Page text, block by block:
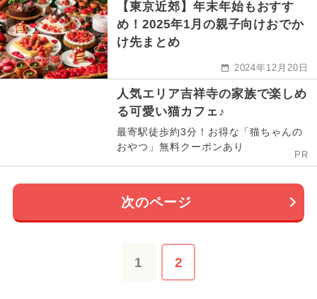
【東京近郊】年末年始もおすす
め！2025年1月の親子向けおでか
け先まとめ
2024年12月20日
人気エリア吉祥寺の家族で楽しめ
る可愛い猫カフェ♪
最寄駅徒歩約3分！お得な「猫ちゃんの
おやつ」無料クーポンあり
PR
次のページ
1 2